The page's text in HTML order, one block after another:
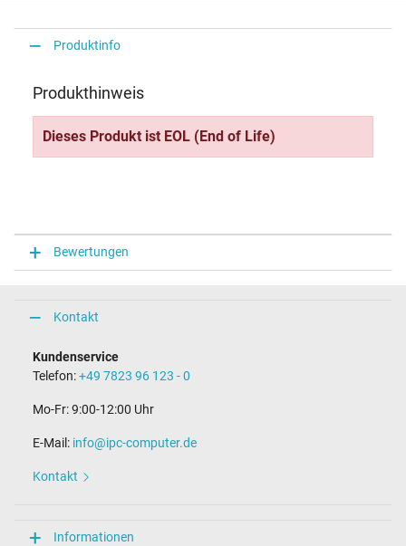
Produktinfo
Produkthinweis
Dieses Produkt ist EOL (End of Life)
Bewertungen
Kontakt
Kundenservice
Telefon:+49 7823 96 123 - 0
Mo-Fr: 9:00-12:00 Uhr
E-Mail: info@ipc-computer.de
Kontakt
Informationen